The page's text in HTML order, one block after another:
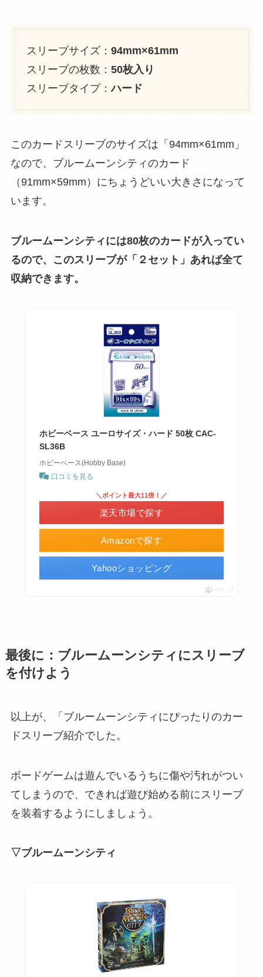
スリーブサイズ： 94mm×61mm
スリーブの枚数： 50枚入り
スリーブタイプ：ハード
このカードスリーブのサイズは「94mm×61mm」
なので、ブルームーンシティのカード
（91mm×59mm）にちょうどいい大きさになって
います。
ブルームーンシティには80枚のカードが入ってい
るので、このスリーブが「２セット」あれば全て
収納できます。
ホビーベース ユーロサイズ・ハード 50枚 CAC-
SL36B
ホビーベース(Hobby Base)
口コミを見る
Amazonで探す
＼ポイント最大11倍！／
楽天市場で探す
Yahooショッピング
ポチップ
最後に：ブルームーンシティにスリーブ
を付けよう
以上が、「ブルームーンシティにぴったりのカー
ドスリーブ紹介でした。
ボードゲームは遊んでいるうちに傷や汚れがつい
てしまうので、できれば遊び始める前にスリーブ
を装着するようにしましょう。
▽ブルームーンシティ